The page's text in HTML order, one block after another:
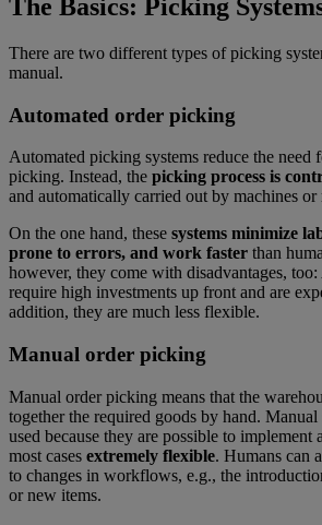
The Basics: Picking
There are two different types of picking
manual.
Automated order picking
Automated picking systems reduce the need
picking. Instead, the picking process is
and automatically carried out by machines or
On the one hand, these systems minimize
prone to errors, and work faster than
however, they come with disadvantages, too:
require high investments up front and are
addition, they are much less flexible.
Manual order picking
Manual order picking means that the
together the required goods by hand.
used because they are possible to implement
most cases extremely flexible. Humans can
to changes in workflows, e.g., the
or new items.